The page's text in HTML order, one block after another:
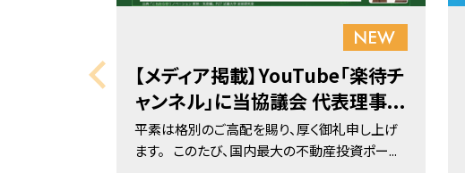
【メディア掲載】YouTube「楽待チ
ャンネル」に当協議会 代表理事...
平素は格別のご高配を賜り、厚く御礼申し上げ
ます。 このたび、国内最大の不動産投資ポー...